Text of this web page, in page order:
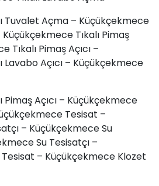
Tuvalet Açma – Küçükçekmece
Tıkalı Pimaş
Pimaş Açıcı –
Lavabo Açıcı – Küçükçekmece
Pimaş Açıcı – Küçükçekmece
Tesisat –
– Küçükçekmece Su
Su Tesisatçı –
Tesisat – Küçükçekmece Klozet